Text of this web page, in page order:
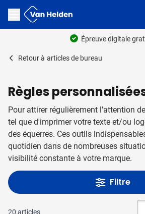
Aller au contenu
Ouvrir le menu
Épreuve digitale
Retour à articles de bureau
Règles
Pour attirer régulièrement l'attention
tel que d'imprimer votre texte et/ou
des équerres. Ces outils
quotidien dans de nombreuses
visibilité constante à votre marque.
Filtre
20 articles